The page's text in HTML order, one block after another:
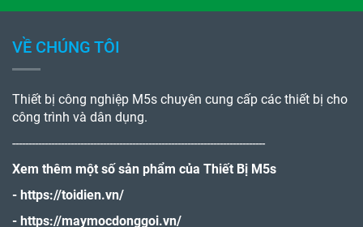
Sản phẩm
Đăng ký để nhận tin: Ưu đãi - Quà tặng và nhiều hơn
thế nữa từ Thiết bị M5s